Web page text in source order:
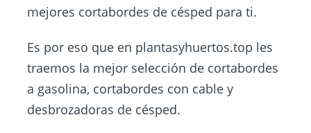
mejores cortabordes de césped para ti.
Es por eso que en plantasyhuertos.top les
traemos la mejor selección de cortabordes
a gasolina, cortabordes con cable y
desbrozadoras de césped.